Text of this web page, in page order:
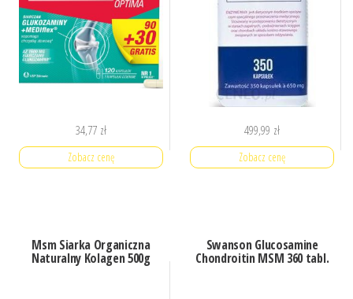
34,77 zł
Zobacz cenę
499,99 zł
Zobacz cenę
Msm Siarka Organiczna
Naturalny Kolagen 500g
Swanson Glucosamine
Chondroitin MSM 360 tabl.